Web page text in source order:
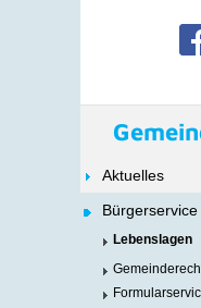
Aktuelles
Bürgerservice
Lebenslagen